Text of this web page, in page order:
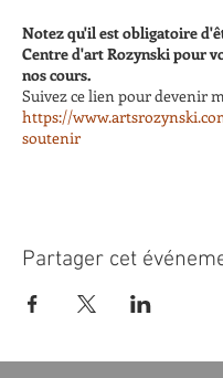
Notez qu'il est obligatoire
Centre d'art Rozynski pour
nos cours.
Suivez ce lien pour devenir
https://
soutenir
Partager cet